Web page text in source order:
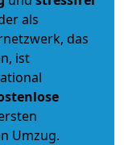
als
das
ist
Umzug.